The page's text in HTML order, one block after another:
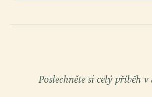
Poslechněte si celý příběh